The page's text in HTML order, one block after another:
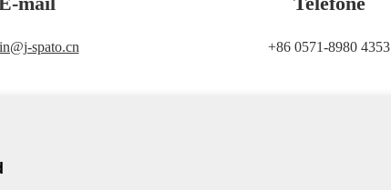
spato.cn +86 0571-8980 4353